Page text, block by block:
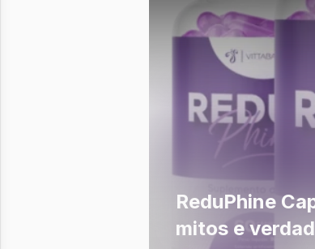
ReduPhine
mitos e